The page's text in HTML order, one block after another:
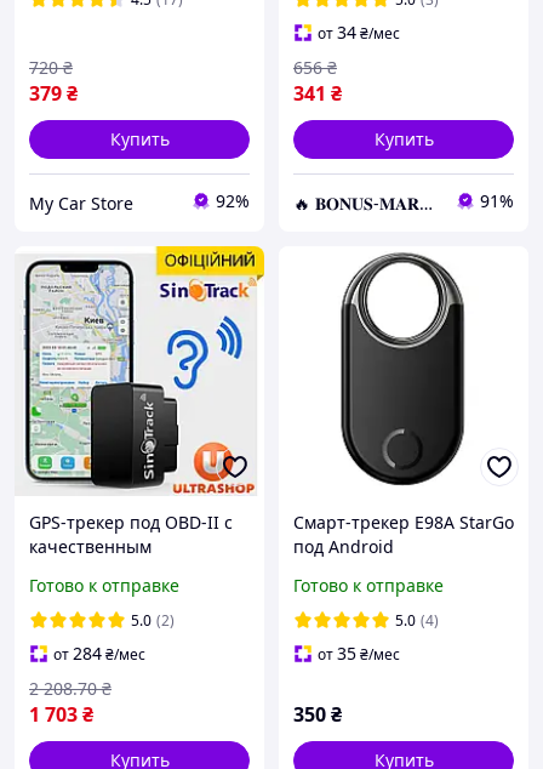
379₴
720 ₴
Купить
My Car Store 92%
от34₴/мес
341 ₴
656 ₴
Купить
🔥 𝐁𝐎𝐍𝐔𝐒-𝐌𝐀𝐑𝐊𝐄𝐓 🔥 – Трендовые товары по лучшим ценам 91%
GPS-трекер под OBD-II с
качественным
902ai + Аккумулятор
Официальный + VIP-
аккаунт
Готово к отправке
5.0 (2)
от284₴/мес
1 703₴
2 208.70 ₴
Купить
Смарт-трекер E98A StarGo
под Android
Готово к отправке
5.0 (4)
от35₴/мес
350₴
Купить